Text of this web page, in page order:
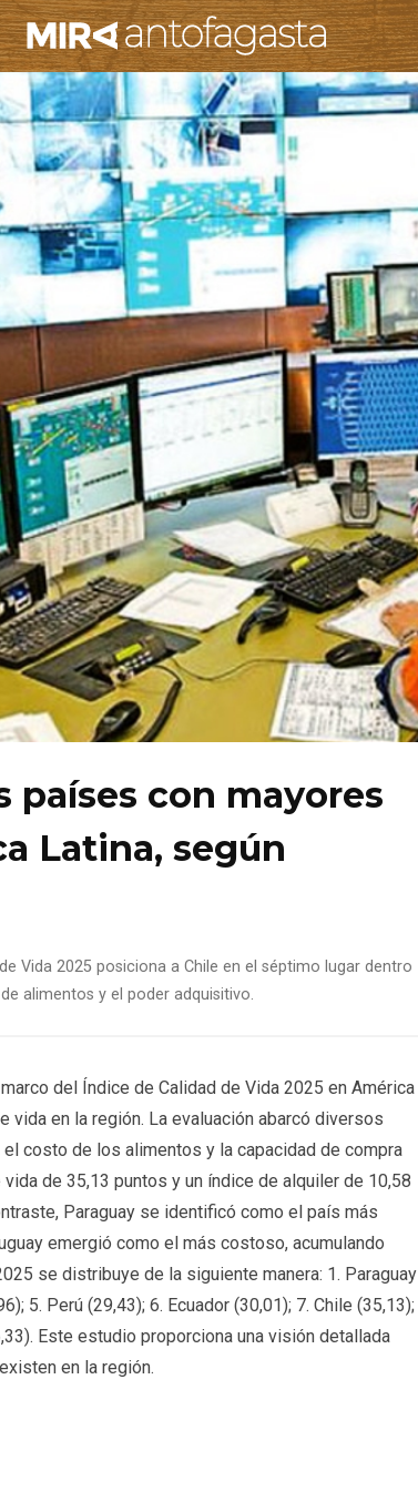
países con mayores
Latina, según
Vida 2025 posiciona a Chile en el séptimo lugar dentro
alimentos y el poder adquisitivo.
del Índice de Calidad de Vida 2025 en América
vida en la región. La evaluación abarcó diversos
costo de los alimentos y la capacidad de compra
de 35,13 puntos y un índice de alquiler de 10,58
Paraguay se identificó como el país más
emergió como el más costoso, acumulando
se distribuye de la siguiente manera: 1. Paraguay
5. Perú (29,43); 6. Ecuador (30,01); 7. Chile (35,13);
Este estudio proporciona una visión detallada
en la región.